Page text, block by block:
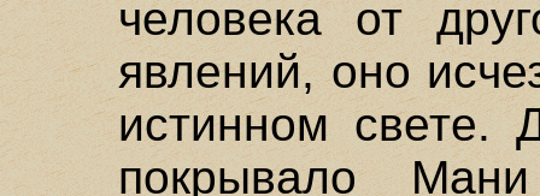
человека от
явлений, оно
истинном свете.
покрывало